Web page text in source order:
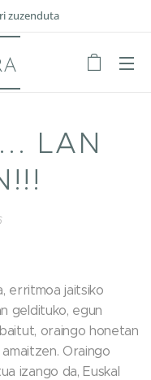
zuzenduta
LAN
erritmoa jaitsiko
geldituko, egun
oraingo honetan
Oraingo
izango da, Euskal